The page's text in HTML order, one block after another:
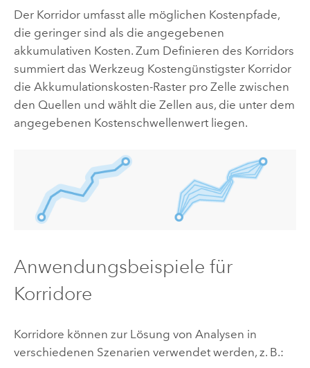
Der Korridor umfasst alle möglichen Kostenpfade,
die geringer sind als die angegebenen
akkumulativen Kosten. Zum Definieren des Korridors
summiert das Werkzeug Kostengünstigster Korridor
die Akkumulationskosten-Raster pro Zelle zwischen
den Quellen und wählt die Zellen aus, die unter dem
angegebenen Kostenschwellenwert liegen.
Anwendungsbeispiele für
Korridore
Korridore können zur Lösung von Analysen in
verschiedenen Szenarien verwendet werden, z. B.: